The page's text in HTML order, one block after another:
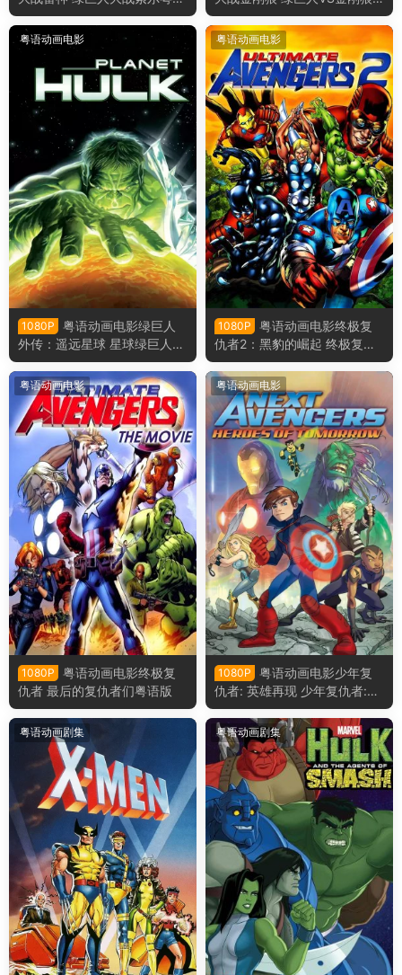
版
粤语版
粤语动画电影
1080P
粤语动画电影绿巨人
外传：遥远星球 星球绿巨人粤
语版
粤语动画电影
1080P
粤语动画电影终极复
仇者2：黑豹的崛起 终极复仇
者2黑豹的崛起粤语版
粤语动画电影
1080P
粤语动画电影终极复
仇者 最后的复仇者们粤语版
粤语动画电影
1080P
粤语动画电影少年复
仇者: 英雄再现 少年复仇者:明
日英雄粤语版
粤语动画剧集 粤语动画剧集